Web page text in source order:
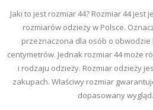
Jaki to jest rozmiar 44? Rozmiar 44
rozmiarów odzieży w Polsce.
przeznaczona dla osób o obwodzie
centymetrów. Jednak rozmiar 44 może
i rodzaju odzieży. Rozmiar odzieży
zakupach. Właściwy rozmiar
dopasowany